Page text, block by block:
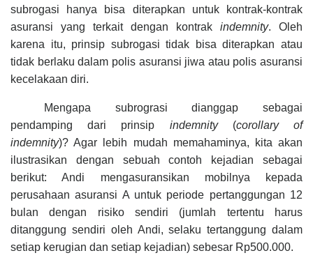
subrogasi hanya bisa diterapkan untuk kontrak-kontrak
asuransi yang terkait dengan kontrak indemnity. Oleh
karena itu, prinsip subrogasi tidak bisa diterapkan atau
tidak berlaku dalam polis asuransi jiwa atau polis asuransi
kecelakaan diri.
Mengapa subrograsi dianggap sebagai
pendamping dari prinsip indemnity(corollary of
indemnity)? Agar lebih mudah memahaminya, kita akan
ilustrasikan dengan sebuah contoh kejadian sebagai
berikut: Andi mengasuransikan mobilnya kepada
perusahaan asuransi A untuk periode pertanggungan 12
bulan dengan risiko sendiri (jumlah tertentu harus
ditanggung sendiri oleh Andi, selaku tertanggung dalam
setiap kerugian dan setiap kejadian) sebesar Rp500.000.